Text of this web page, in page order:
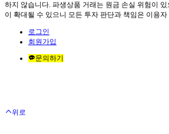
하지 않습니다. 파생상품 거래는 원금 손실 위험이
이 확대될 수 있으니 모든 투자 판단과 책임은 이용
로그인
회원가입
문의하기
위로